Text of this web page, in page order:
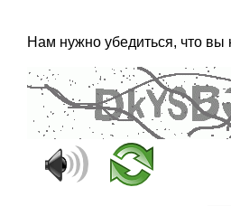
Нам нужно убедиться, что вы